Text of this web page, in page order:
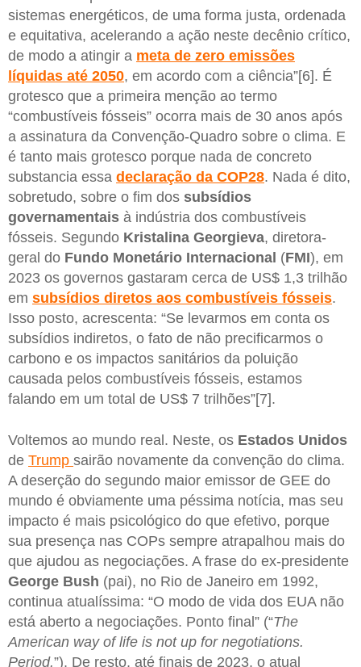
sistemas energéticos, de uma forma justa, ordenada
e equitativa, acelerando a ação neste decênio crítico,
de modo a atingir a meta de zero emissões
líquidas até 2050, em acordo com a ciência”[6]. É
grotesco que a primeira menção ao termo
“combustíveis fósseis” ocorra mais de 30 anos após
a assinatura da Convenção-Quadro sobre o clima. E
é tanto mais grotesco porque nada de concreto
substancia essa declaração da COP28. Nada é dito,
sobretudo, sobre o fim dos subsídios
governamentais à indústria dos combustíveis
fósseis. Segundo Kristalina Georgieva, diretora-
geral do Fundo Monetário Internacional (FMI), em
2023 os governos gastaram cerca de US$ 1,3 trilhão
em subsídios diretos aos combustíveis fósseis.
Isso posto, acrescenta: “Se levarmos em conta os
subsídios indiretos, o fato de não precificarmos o
carbono e os impactos sanitários da poluição
causada pelos combustíveis fósseis, estamos
falando em um total de US$ 7 trilhões”[7].
Voltemos ao mundo real. Neste, os Estados Unidos
de Trump sairão novamente da convenção do clima.
A deserção do segundo maior emissor de GEE do
mundo é obviamente uma péssima notícia, mas seu
impacto é mais psicológico do que efetivo, porque
sua presença nas COPs sempre atrapalhou mais do
que ajudou as negociações. A frase do ex-presidente
George Bush (pai), no Rio de Janeiro em 1992,
continua atualíssima: “O modo de vida dos EUA não
está aberto a negociações. Ponto final” (“The
American way of life is not up for negotiations.
Period.”). De resto, até finais de 2023, o atual